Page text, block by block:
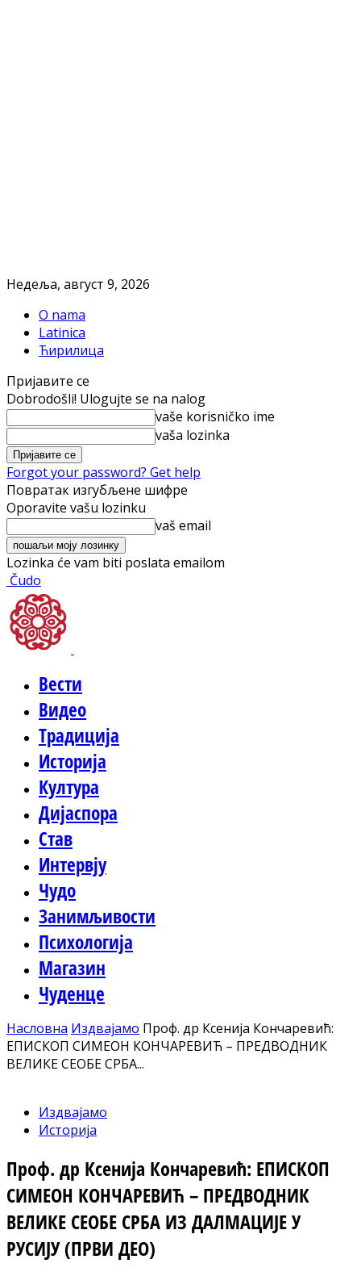
Недеља, август 9, 2026
O nama
Latinica
Ћирилица
Пријавите се
Dobrodošli! Ulogujte se na nalog
vaše korisničko ime
vaša lozinka
Forgot your password? Get help
Повратак изгубљене шифре
Oporavite vašu lozinku
vaš email
Lozinka će vam biti poslata emailom
Čudo
Вести
Видео
Традиција
Историја
Култура
Дијаспора
Став
Интервју
Чудо
Занимљивости
Психологија
Магазин
Чуденце
Насловна Издвајамо Проф. др Ксенија Кончаревић:
ЕПИСКОП СИМЕОН КОНЧАРЕВИЋ – ПРЕДВОДНИК
ВЕЛИКЕ СЕОБЕ СРБА...
Издвајамо
Историја
Проф. др Ксенија Кончаревић: ЕПИСКОП
СИМЕОН КОНЧАРЕВИЋ – ПРЕДВОДНИК
ВЕЛИКЕ СЕОБЕ СРБА ИЗ ДАЛМАЦИЈЕ У
РУСИЈУ (ПРВИ ДЕО)